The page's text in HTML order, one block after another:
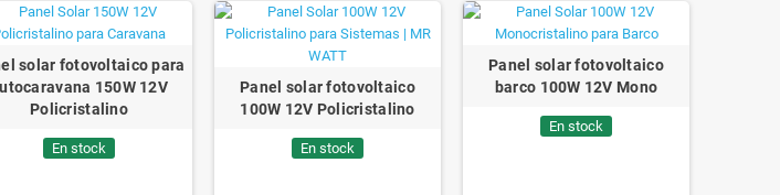
solar fotovoltaico para
150W 12V
Policristalino
En stock
Panel solar fotovoltaico
100W 12V Policristalino
En stock
Panel solar fotovoltaico
barco 100W 12V Mono
En stock